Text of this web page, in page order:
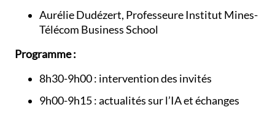
Aurélie Dudézert, Professeure Institut Mines-
Télécom Business School
Programme :
8h30-9h00 : intervention des invités
9h00-9h15 : actualités sur l’IA et échanges